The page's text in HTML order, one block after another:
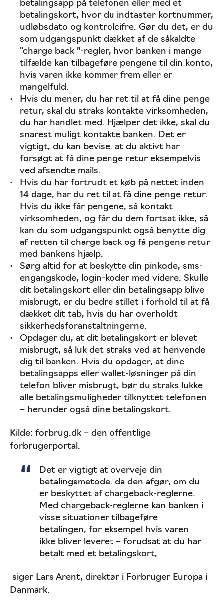
betalingsapp på telefonen eller med et
betalingskort, hvor du indtaster kortnummer,
udløbsdato og kontrolcifre. Gør du det, er du
som udgangspunkt dækket af de såkaldte
"charge back ”-regler, hvor banken i mange
tilfælde kan tilbageføre pengene til din konto,
hvis varen ikke kommer frem eller er
mangelfuld.
Hvis du mener, du har ret til at få dine penge
retur, skal du straks kontakte virksomheden,
du har handlet med. Hjælper det ikke, skal du
snarest muligt kontakte banken. Det er
vigtigt, du kan bevise, at du aktivt har
forsøgt at få dine penge retur eksempelvis
ved afsendte mails.
Hvis du har fortrudt et køb på nettet inden
14 dage, har du ret til at få dine penge retur.
Hvis du ikke får pengene, så kontakt
virksomheden, og får du dem fortsat ikke, så
kan du som udgangspunkt også benytte dig
af retten til charge back og få pengene retur
med bankens hjælp.
Sørg altid for at beskytte din pinkode, sms-
engangskode, login-koder med videre. Skulle
dit betalingskort eller din betalingsapp blive
misbrugt, er du bedre stillet i forhold til at få
dækket dit tab, hvis du har overholdt
sikkerhedsforanstaltningerne.
Opdager du, at dit betalingskort er blevet
misbrugt, så luk det straks ved at henvende
dig til banken. Hvis du opdager, at dine
betalingsapps eller wallet-løsninger på din
telefon bliver misbrugt, bør du straks lukke
alle betalingsmuligheder tilknyttet telefonen
– herunder også dine betalingskort.
Kilde: forbrug.dk – den offentlige
forbrugerportal.
Det er vigtigt at overveje din
betalingsmetode, da den afgør, om du
er beskyttet af chargeback-reglerne.
Med chargeback-reglerne kan banken i
visse situationer tilbageføre
betalingen, for eksempel hvis varen
ikke bliver leveret – forudsat at du har
betalt med et betalingskort,
siger Lars Arent, direktør i Forbruger Europa i
Danmark.